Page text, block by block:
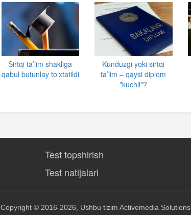
Sirtqi ta’lim shakliga
qabul butunlay to‘xtatildi
Kunduzgi yoki sirtqi
ta’lim – qaysi diplom
"kuchli"?
Test topshirish
Test natijalari
Copyright © 2016-2026, Ushbu tizim Activemedia Solutions